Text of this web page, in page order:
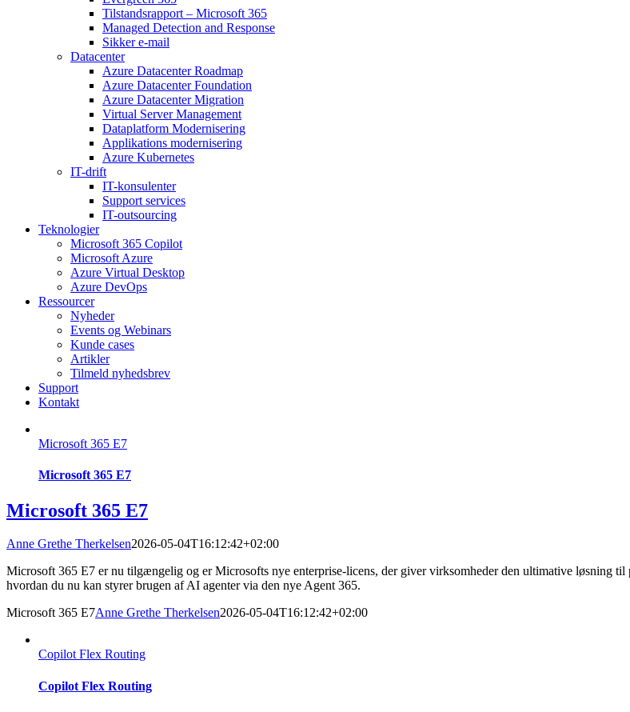
Tilstandsrapport – Microsoft 365
Managed Detection and Response
Sikker e-mail
Datacenter
Azure Datacenter Roadmap
Azure Datacenter Foundation
Azure Datacenter Migration
Virtual Server Management
Dataplatform Modernisering
Applikations modernisering
Azure Kubernetes
IT-drift
IT-konsulenter
Support services
IT-outsourcing
Teknologier
Microsoft 365 Copilot
Microsoft Azure
Azure Virtual Desktop
Azure DevOps
Ressourcer
Nyheder
Events og Webinars
Kunde cases
Artikler
Tilmeld nyhedsbrev
Support
Kontakt
Microsoft 365 E7
Microsoft 365 E7
Microsoft 365 E7
Anne Grethe Therkelsen2026-05-04T16:12:42+02:00
Microsoft 365 E7 er nu tilgængelig og er Microsofts nye enterprise‑licens, der giver virksomheder den ultimative løsning
hvordan du nu kan styrer brugen af AI agenter via den nye Agent 365.
Microsoft 365 E7Anne Grethe Therkelsen2026-05-04T16:12:42+02:00
Copilot Flex Routing
Copilot Flex Routing